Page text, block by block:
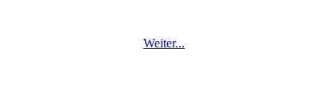
Weiter...